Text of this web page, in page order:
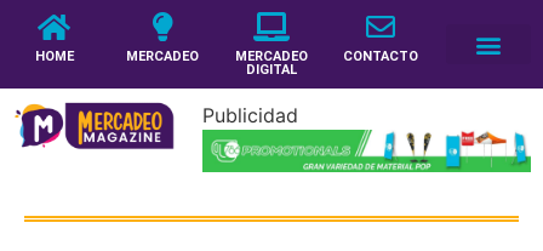
HOME MERCADEO
MERCADEO
DIGITAL
CONTACTO
Publicidad